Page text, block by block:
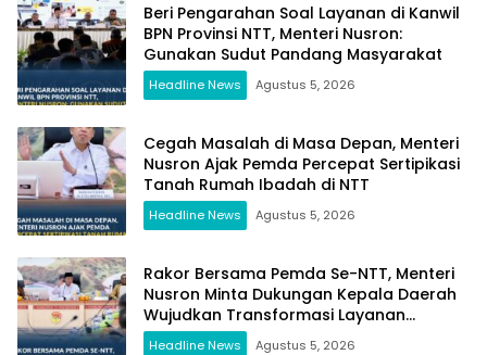
Beri Pengarahan Soal Layanan di Kanwil
BPN Provinsi NTT, Menteri Nusron:
Gunakan Sudut Pandang Masyarakat
Headline News Agustus 5, 2026
Cegah Masalah di Masa Depan, Menteri
Nusron Ajak Pemda Percepat Sertipikasi
Tanah Rumah Ibadah di NTT
Headline News Agustus 5, 2026
Rakor Bersama Pemda Se-NTT, Menteri
Nusron Minta Dukungan Kepala Daerah
Wujudkan Transformasi Layanan
Pertanahan
Headline News Agustus 5, 2026